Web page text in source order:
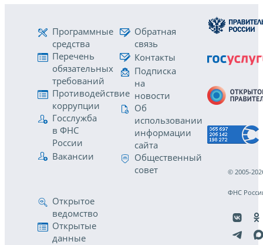
Программные
средства
Перечень
обязательных
требований
Противодействие
коррупции
Госслужба
в ФНС
России
Вакансии
Обратная
связь
Контакты
Подписка
на
новости
Об
использовании
информации
сайта
Общественный
совет
Открытое
ведомство
Открытые
данные
© 2005-
ФНС